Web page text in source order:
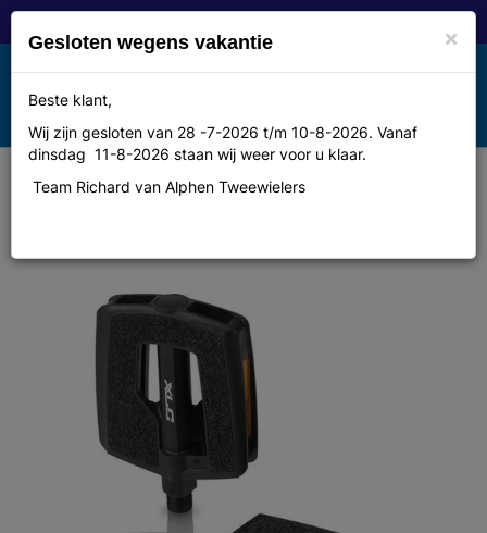
Toggle
navigation
MENU
Pedaal Xlc comfort grip pvc zw stel
×
Gesloten wegens vakantie
Beste klant,
Wij zijn gesloten van 28 -7-2026 t/m 10-8-2026. Vanaf
dinsdag 11-8-2026 staan wij weer voor u klaar.
Team Richard van Alphen Tweewielers